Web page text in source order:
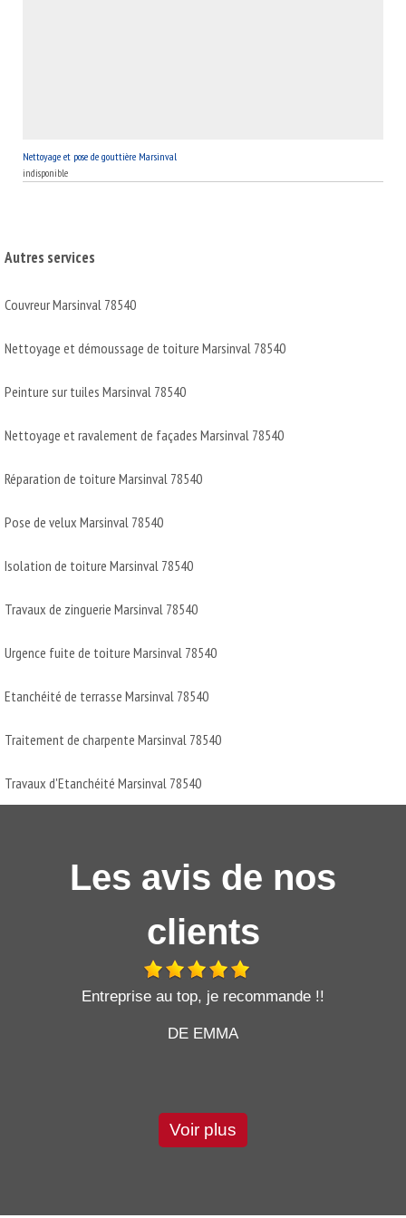
Nettoyage et pose de gouttière Marsinval
indisponible
Autres services
Couvreur Marsinval 78540
Nettoyage et démoussage de toiture Marsinval 78540
Peinture sur tuiles Marsinval 78540
Nettoyage et ravalement de façades Marsinval 78540
Réparation de toiture Marsinval 78540
Pose de velux Marsinval 78540
Isolation de toiture Marsinval 78540
Travaux de zinguerie Marsinval 78540
Urgence fuite de toiture Marsinval 78540
Etanchéité de terrasse Marsinval 78540
Traitement de charpente Marsinval 78540
Travaux d'Etanchéité Marsinval 78540
Les avis de nos
clients
Entreprise au top, je recommande !!
DE EMMA
Voir plus